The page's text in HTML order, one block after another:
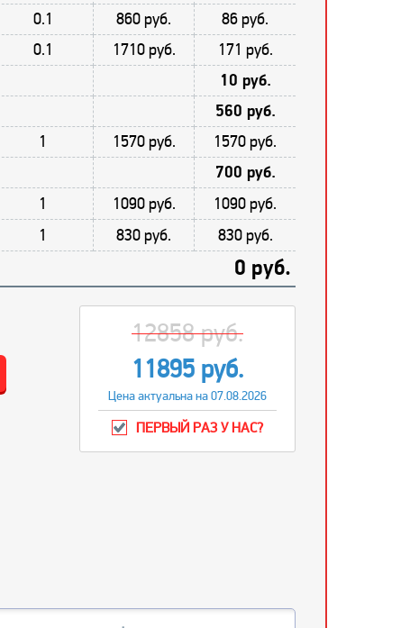
0.1 860 руб.
86 руб.
0.1 1710 руб. 171 руб.
10 руб.
560 руб.
1 1570 руб. 1570 руб.
700 руб.
1 1090 руб.
1090 руб.
1 830 руб. 830 руб.
0 руб.
12858 руб.
11895 руб.
Цена актуальна на 07.08.2026
ПЕРВЫЙ РАЗ У НАС?